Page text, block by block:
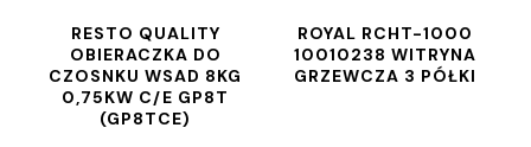
RESTO QUALITY
OBIERACZKA DO
CZOSNKU WSAD 8KG
0,75KW C/E GP8T
(GP8TCE)
ROYAL RCHT-1000
10010238 WITRYNA
GRZEWCZA 3 PÓŁKI